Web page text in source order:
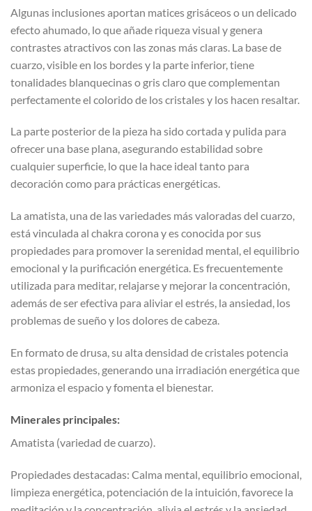
Algunas inclusiones aportan matices grisáceos o un delicado
efecto ahumado, lo que añade riqueza visual y genera
contrastes atractivos con las zonas más claras. La base de
cuarzo, visible en los bordes y la parte inferior, tiene
tonalidades blanquecinas o gris claro que complementan
perfectamente el colorido de los cristales y los hacen resaltar.
La parte posterior de la pieza ha sido cortada y pulida para
ofrecer una base plana, asegurando estabilidad sobre
cualquier superficie, lo que la hace ideal tanto para
decoración como para prácticas energéticas.
La amatista, una de las variedades más valoradas del cuarzo,
está vinculada al chakra corona y es conocida por sus
propiedades para promover la serenidad mental, el equilibrio
emocional y la purificación energética. Es frecuentemente
utilizada para meditar, relajarse y mejorar la concentración,
además de ser efectiva para aliviar el estrés, la ansiedad, los
problemas de sueño y los dolores de cabeza.
En formato de drusa, su alta densidad de cristales potencia
estas propiedades, generando una irradiación energética que
armoniza el espacio y fomenta el bienestar.
Minerales principales:
Amatista (variedad de cuarzo).
Propiedades destacadas: Calma mental, equilibrio emocional,
limpieza energética, potenciación de la intuición, favorece la